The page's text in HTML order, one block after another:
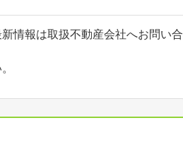
情報は取扱不動産会社へお問い合